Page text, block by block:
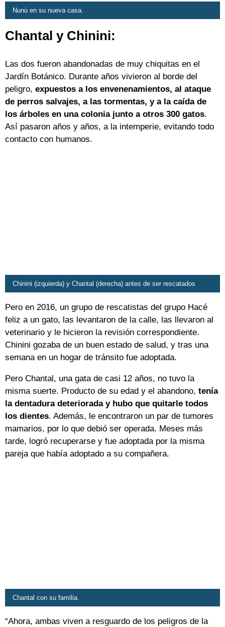
Nunú en su nueva casa.
Chantal y Chinini:
Las dos fueron abandonadas de muy chiquitas en el
Jardín Botánico. Durante años vivieron al borde del
peligro, expuestos a los envenenamientos, al ataque
de perros salvajes, a las tormentas, y a la caída de
los árboles en una colonia junto a otros 300 gatos.
Así pasaron años y años, a la intemperie, evitando todo
contacto con humanos.
Chinini (izquierda) y Chantal (derecha) antes de ser rescatados
Pero en 2016, un grupo de rescatistas del grupo Hacé
feliz a un gato, las levantaron de la calle, las llevaron al
veterinario y le hicieron la revisión correspondiente.
Chinini gozaba de un buen estado de salud, y tras una
semana en un hogar de tránsito fue adoptada.
Pero Chantal, una gata de casi 12 años, no tuvo la
misma suerte. Producto de su edad y el abandono, tenía
la dentadura deteriorada y hubo que quitarle todos
los dientes. Además, le encontraron un par de tumores
mamarios, por lo que debió ser operada. Meses más
tarde, logró recuperarse y fue adoptada por la misma
pareja que había adoptado a su compañera.
Chantal con su familia.
“Ahora, ambas viven a resguardo de los peligros de la